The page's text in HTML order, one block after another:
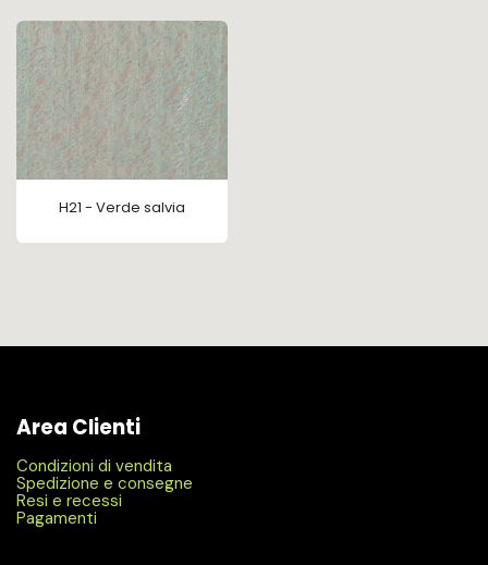
H21 - Verde salvia
Area Clienti
Condizioni di vendita
Spedizione e consegne
Resi e recessi
Pagamenti